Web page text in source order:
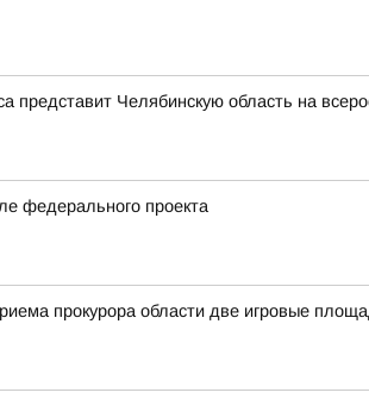
представит Челябинскую область на
федерального проекта
прокурора области две игровые